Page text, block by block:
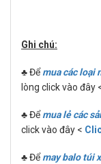
Ghi chú:
♣ Đểmua các loại
lòng click vào đây
♣ Đểmua lẻ các
click vào đây <
♣ Đểmay balo túi